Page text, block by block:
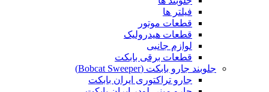
فیلتر ها
قطعات موتور
قطعات هیدرولیک
لوازم جانبی
قطعات برقی بابکت
جلوبند جارو بابکت (Bobcat Sweeper)
جارو تراکتوری ایران بابکت